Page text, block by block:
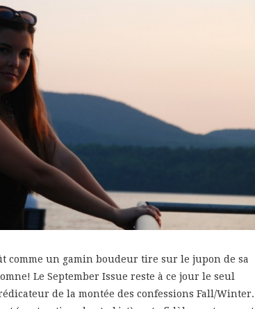
comme un gamin boudeur tire sur le jupon de sa
Le September Issue reste à ce jour le seul
de la montée des confessions Fall/Winter.